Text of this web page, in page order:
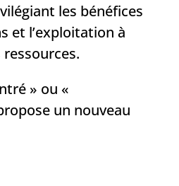
les bénéfices
et l’exploitation à
» ou «
un nouveau